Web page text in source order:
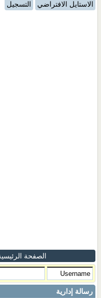
الاستايل الافتراضي
التسجيل
الصفحة
رسالة إدارية